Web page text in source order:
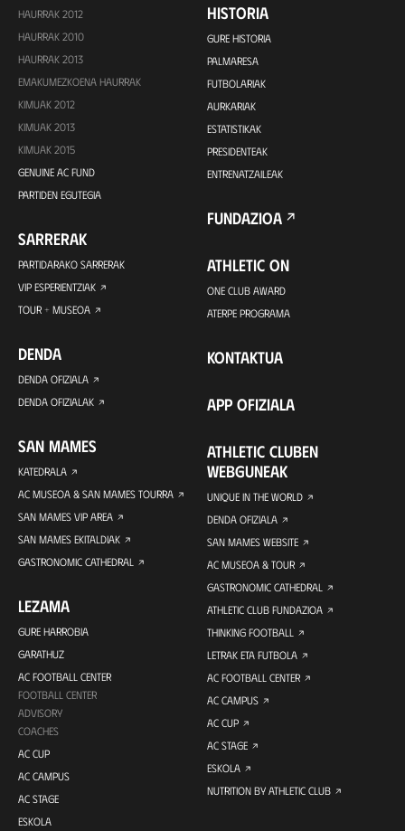
HAURRAK 2012
HAURRAK 2010
HAURRAK 2013
EMAKUMEZKOENA HAURRAK
KIMUAK 2012
KIMUAK 2013
KIMUAK 2015
GENUINE AC FUND
PARTIDEN EGUTEGIA
SARRERAK
PARTIDARAKO SARRERAK
VIP ESPERIENTZIAK
TOUR + MUSEOA
DENDA
DENDA OFIZIALA
DENDA OFIZIALAK
SAN MAMES
KATEDRALA
AC MUSEOA & SAN MAMES TOURRA
SAN MAMES VIP AREA
SAN MAMES EKITALDIAK
GASTRONOMIC CATHEDRAL
LEZAMA
GURE HARROBIA
GARATHUZ
AC FOOTBALL CENTER
FOOTBALL CENTER
ADVISORY
COACHES
AC CUP
AC CAMPUS
AC STAGE
ESKOLA
HISTORIA
GURE HISTORIA
PALMARESA
FUTBOLARIAK
AURKARIAK
ESTATISTIKAK
PRESIDENTEAK
ENTRENATZAILEAK
FUNDAZIOA
ATHLETIC ON
ONE CLUB AWARD
ATERPE PROGRAMA
KONTAKTUA
APP OFIZIALA
ATHLETIC CLUBEN
WEBGUNEAK
UNIQUE IN THE WORLD
DENDA OFIZIALA
SAN MAMES WEBSITE
AC MUSEOA & TOUR
GASTRONOMIC CATHEDRAL
ATHLETIC CLUB FUNDAZIOA
THINKING FOOTBALL
LETRAK ETA FUTBOLA
AC FOOTBALL CENTER
AC CAMPUS
AC CUP
AC STAGE
ESKOLA
NUTRITION BY ATHLETIC CLUB